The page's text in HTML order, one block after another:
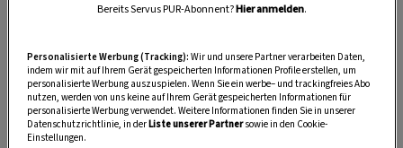
SPEICHERN DRUCKEN
Bereits Servus PUR-Abonnent?Hier anmelden.
Personalisierte Werbung (Tracking): Wir und unsere Partner verarbeiten Daten,
indem wir mit auf Ihrem Gerät gespeicherten Informationen Profile erstellen, um
personalisierte Werbung auszuspielen. Wenn Sie ein werbe– und trackingfreies Abo
nutzen, werden von uns keine auf Ihrem Gerät gespeicherten Informationen für
personalisierte Werbung verwendet. Weitere Informationen finden Sie in unserer
Datenschutzrichtlinie, in derListe unserer Partnersowie in den Cookie-
Einstellungen.